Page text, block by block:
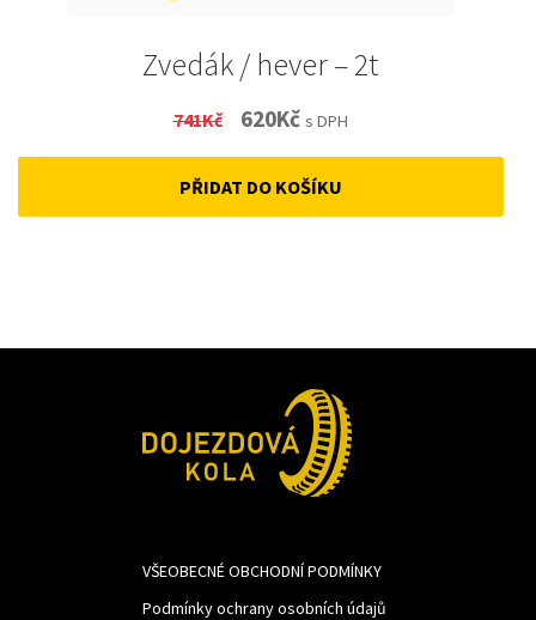
Zvedák / hever – 2t
741Kč
Original
price
was:
620KčCurrent
price
is:
s DPH
PŘIDAT DO KOŠÍKU
VŠEOBECNÉ OBCHODNÍ PODMÍNKY
Podmínky ochrany osobních údajů